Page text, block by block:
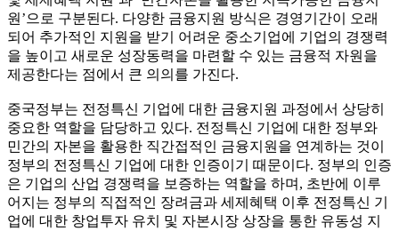
원’으로 구분된다. 다양한 금융지원 방식은 경영기간이 오래
되어 추가적인 지원을 받기 어려운 중소기업에 기업의 경쟁력
을 높이고 새로운 성장동력을 마련할 수 있는 금융적 자원을
제공한다는 점에서 큰 의의를 가진다.
중국정부는 전정특신 기업에 대한 금융지원 과정에서 상당히
중요한 역할을 담당하고 있다. 전정특신 기업에 대한 정부와
민간의 자본을 활용한 직간접적인 금융지원을 연계하는 것이
정부의 전정특신 기업에 대한 인증이기 때문이다. 정부의 인증
은 기업의 산업 경쟁력을 보증하는 역할을 하며, 초반에 이루
어지는 정부의 직접적인 장려금과 세제혜택 이후 전정특신 기
업에 대한 창업투자 유치 및 자본시장 상장을 통한 유동성 지